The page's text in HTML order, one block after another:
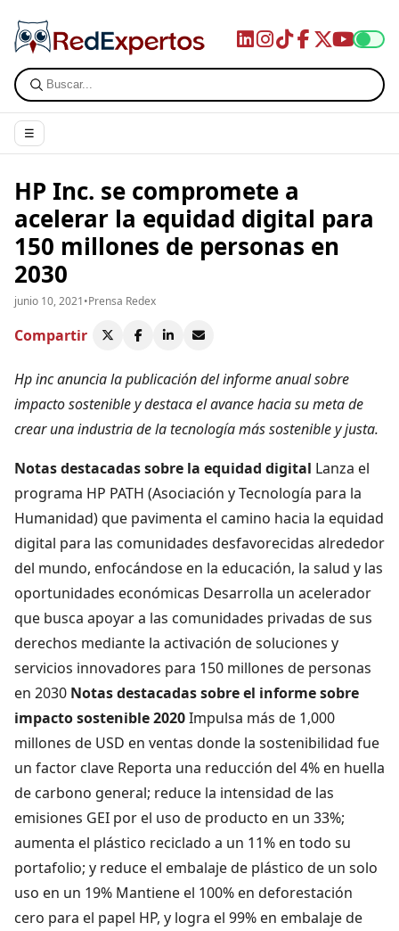
☰
HP Inc. se compromete a
acelerar la equidad digital para
150 millones de personas en
2030
junio 10, 2021•Prensa Redex
Compartir
Hp inc anuncia la publicación del informe anual sobre
impacto sostenible y destaca el avance hacia su meta de
crear una industria de la tecnología más sostenible y justa.
Notas destacadas sobre la equidad digital Lanza el
programa HP PATH (Asociación y Tecnología para la
Humanidad) que pavimenta el camino hacia la equidad
digital para las comunidades desfavorecidas alrededor
del mundo, enfocándose en la educación, la salud y las
oportunidades económicas Desarrolla un acelerador
que busca apoyar a las comunidades privadas de sus
derechos mediante la activación de soluciones y
servicios innovadores para 150 millones de personas
en 2030 Notas destacadas sobre el informe sobre
impacto sostenible 2020Impulsa más de 1,000
millones de USD en ventas donde la sostenibilidad fue
un factor clave Reporta una reducción del 4% en huella
de carbono general; reduce la intensidad de las
emisiones GEI por el uso de producto en un 33%;
aumenta el plástico reciclado a un 11% en todo su
portafolio; y reduce el embalaje de plástico de un solo
uso en un 19% Mantiene el 100% en deforestación
cero para el papel HP, y logra el 99% en embalaje de